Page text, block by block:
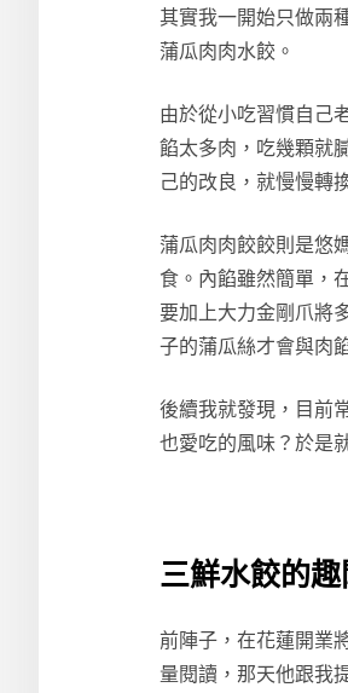
其實我一開始只做兩
蒲瓜肉肉水餃。
由於從小吃習慣自己
餡太多肉，吃幾顆就
己的改良，就慢慢轉
蒲瓜肉肉餃餃則是悠
食。內餡雖然簡單，
要加上大力金剛爪將
子的蒲瓜絲才會與肉
後續我就發現，目前
也愛吃的風味？於是
三鮮水餃的趣
前陣子，在花蓮開業
量閱讀，那天他跟我